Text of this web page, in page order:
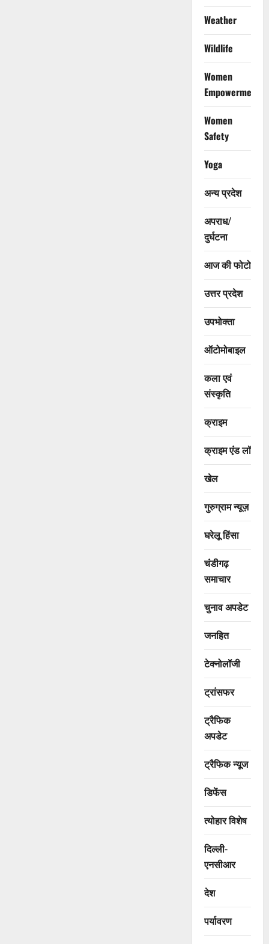
Weather
Wildlife
Women
Empowerment
Women
Safety
Yoga
अन्य प्रदेश
अपराध/
दुर्घटना
आज की फोटो
उत्तर प्रदेश
उपभोक्ता
ऑटोमोबाइल
कला एवं
संस्कृति
क्राइम
क्राइम एंड लॉ
खेल
गुरुग्राम न्यूज़
घरेलू हिंसा
चंडीगढ़
समाचार
चुनाव अपडेट
जनहित
टेक्नोलॉजी
ट्रांसफर
ट्रैफिक
अपडेट
ट्रैफिक न्यूज
डिफेंस
त्योहार विशेष
दिल्ली-
एनसीआर
देश
पर्यावरण